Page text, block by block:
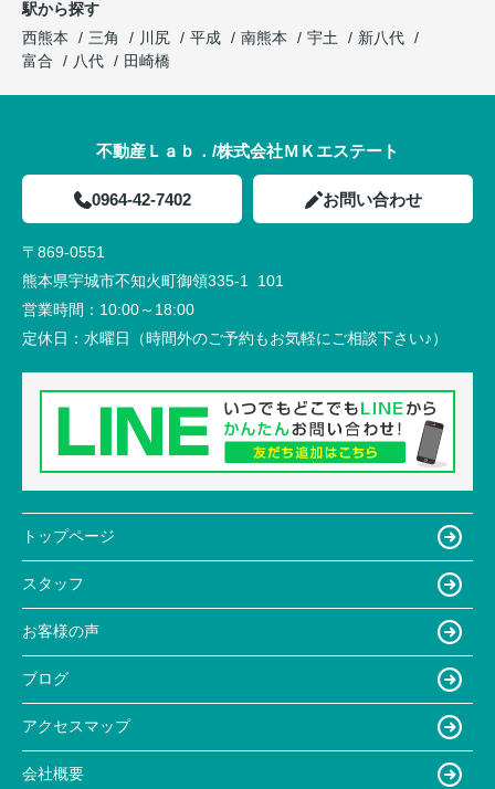
駅から探す
西熊本
三角 川尻 平成 南熊本 宇土
新八代
富合
八代 田崎橋
不動産Ｌａｂ．/株式会社ＭＫエステート
0964-42-7402 お問い合わせ
〒869-0551
熊本県宇城市不知火町御領335-1 101
営業時間： 10:00～18:00
定休日： 水曜日（時間外のご予約もお気軽にご相談下さい♪）
トップページ
スタッフ
お客様の声
ブログ
アクセスマップ
会社概要